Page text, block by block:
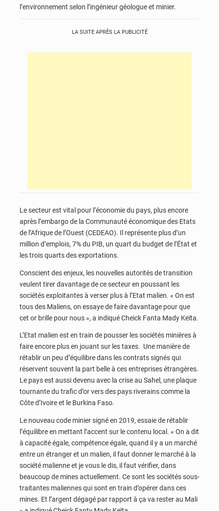
l’environnement selon l’ingénieur géologue et minier.
LA SUITE APRÈS LA PUBLICITÉ
Le secteur est vital pour l’économie du pays, plus encore
après l’embargo de la Communauté économique des Etats
de l’Afrique de l’Ouest (CEDEAO). Il représente plus d’un
million d’emplois, 7% du PIB, un quart du budget de l’État et
les trois quarts des exportations.
Conscient des enjeux, les nouvelles autorités de transition
veulent tirer davantage de ce secteur en poussant les
sociétés exploitantes à verser plus à l’Etat malien. « On est
tous des Maliens, on essaye de faire davantage pour que
cet or brille pour nous », a indiqué Cheick Fanta Mady Keïta.
L’Etat malien est en train de pousser les sociétés minières à
faire encore plus en jouant sur les taxes. Une manière de
rétablir un peu d’équilibre dans les contrats signés qui
réservent souvent la part belle à ces entreprises étrangères.
Le pays est aussi devenu avec la crise au Sahel, une plaque
tournante du trafic d’or vers des pays riverains comme la
Côte d’Ivoire et le Burkina Faso.
Le nouveau code minier signé en 2019, essaie de rétablir
l’équilibre en mettant l’accent sur le contenu local. « On a dit
à capacité égale, compétence égale, quand il y a un marché
entre un étranger et un malien, il faut donner le marché à la
société malienne et je vous le dis, il faut vérifier, dans
beaucoup de mines actuellement. Ce sont les sociétés sous-
traitantes maliennes qui sont en train d’opérer dans ces
mines. Et l’argent dégagé par rapport à ça va rester au Mali